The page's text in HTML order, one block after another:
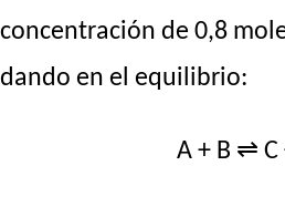
concentración de 0,8
dando en el equilibrio:
A + B ⇌ C